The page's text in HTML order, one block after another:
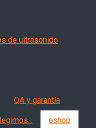
de ultrasonido
QA y garantía
eshop